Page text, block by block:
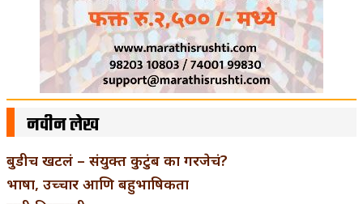
नवीन लेख
बुडीच खटलं – संयुक्त कुटुंब का गरजेचं?
भाषा, उच्चार आणि बहुभाषिकता